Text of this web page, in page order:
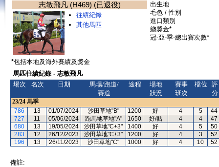
志敏飛凡 (H469) (已退役)
往績紀錄
其他馬匹
出生地
毛色 / 性別
進口類別
總獎金*
冠-亞-季-總出賽次數*
*包括本地及海外賽績及獎金
馬匹往績紀錄 - 志敏飛凡
場次
名次 日期
馬場/跑道/
賽道
途程
場地
狀況
賽事
班次
檔位
評
分
23/24 馬季
786
13 01/07/2024 沙田草地"B" 1200 好 4 5
44
727
11 05/06/2024 跑馬地草地"A" 1650 好/黏 4 4
47
680
13 19/05/2024 沙田草地"C+3" 1400 好 4 5
50
283
12 26/12/2023 沙田草地"C+3" 1200 好 4 3
52
196
13 26/11/2023 沙田草地"C" 1000 好 4 10 52
備註: